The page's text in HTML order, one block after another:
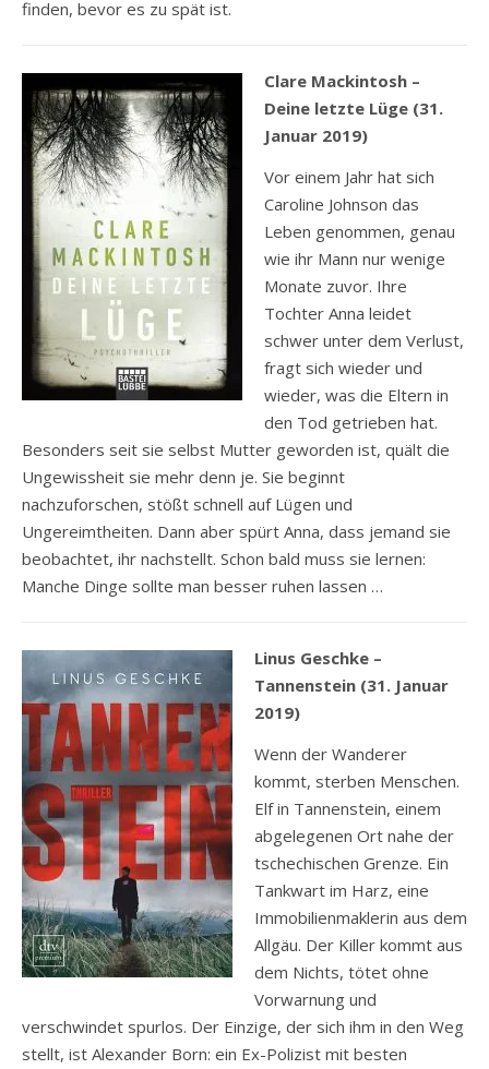
finden, bevor es zu spät ist.
Clare Mackintosh –
Deine letzte Lüge (31.
Januar 2019)
Vor einem Jahr hat sich
Caroline Johnson das
Leben genommen, genau
wie ihr Mann nur wenige
Monate zuvor. Ihre
Tochter Anna leidet
schwer unter dem Verlust,
fragt sich wieder und
wieder, was die Eltern in
den Tod getrieben hat.
Besonders seit sie selbst Mutter geworden ist, quält die
Ungewissheit sie mehr denn je. Sie beginnt
nachzuforschen, stößt schnell auf Lügen und
Ungereimtheiten. Dann aber spürt Anna, dass jemand sie
beobachtet, ihr nachstellt. Schon bald muss sie lernen:
Manche Dinge sollte man besser ruhen lassen …
Linus Geschke –
Tannenstein (31. Januar
2019)
Wenn der Wanderer
kommt, sterben Menschen.
Elf in Tannenstein, einem
abgelegenen Ort nahe der
tschechischen Grenze. Ein
Tankwart im Harz, eine
Immobilienmaklerin aus dem
Allgäu. Der Killer kommt aus
dem Nichts, tötet ohne
Vorwarnung und
verschwindet spurlos. Der Einzige, der sich ihm in den Weg
stellt, ist Alexander Born: ein Ex-Polizist mit besten